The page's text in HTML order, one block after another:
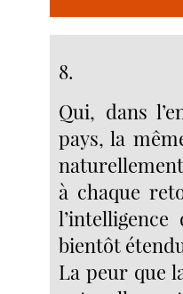
8.
Qui, dans
pays, la
à chaque
bientôt
La peur que